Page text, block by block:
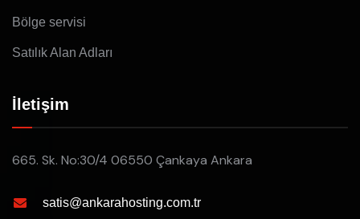
Bölge servisi
Satılık Alan Adları
İletişim
665. Sk. No:30/4 06550 Çankaya Ankara
satis@ankarahosting.com.tr